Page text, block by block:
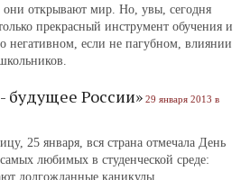
открывают мир. Но, увы, сегодня
прекрасный инструмент обучения и
негативном, если не пагубном, влиянии
будущее России» 29 января 2013 в
25 января, вся страна отмечала День
любимых в студенческой среде:
долгожданные каникулы.